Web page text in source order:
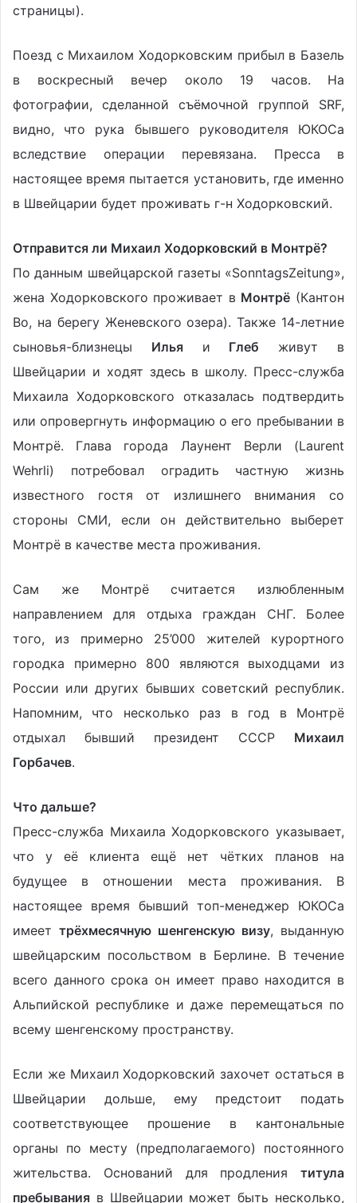
страницы).
Поезд с Михаилом Ходорковским прибыл в Базель
в воскресный вечер около 19 часов. На
фотографии, сделанной съёмочной группой SRF,
видно, что рука бывшего руководителя ЮКОСа
вследствие операции перевязана. Пресса в
настоящее время пытается установить, где именно
в Швейцарии будет проживать г-н Ходорковский.
Отправится ли Михаил Ходорковский в Монтрё?
По данным швейцарской газеты «SonntagsZeitung»,
жена Ходорковского проживает в Монтрё (Кантон
Во, на берегу Женевского озера). Также 14-летние
сыновья-близнецы Ильяи Глеб живут в
Швейцарии и ходят здесь в школу. Пресс-служба
Михаила Ходорковского отказалась подтвердить
или опровергнуть информацию о его пребывании в
Монтрё. Глава города Лаунент Верли (Laurent
Wehrli) потребовал оградить частную жизнь
известного гостя от излишнего внимания со
стороны СМИ, если он действительно выберет
Монтрё в качестве места проживания.
Сам же Монтрё считается излюбленным
направлением для отдыха граждан СНГ. Более
того, из примерно 25’000 жителей курортного
городка примерно 800 являются выходцами из
России или других бывших советский республик.
Напомним, что несколько раз в год в Монтрё
отдыхал бывший президент СССР Михаил
Горбачев.
Что дальше?
Пресс-служба Михаила Ходорковского указывает,
что у её клиента ещё нет чётких планов на
будущее в отношении места проживания. В
настоящее время бывший топ-менеджер ЮКОСа
имеет трёхмесячную шенгенскую визу, выданную
швейцарским посольством в Берлине. В течение
всего данного срока он имеет право находится в
Альпийской республике и даже перемещаться по
всему шенгенскому пространству.
Если же Михаил Ходорковский захочет остаться в
Швейцарии дольше, ему предстоит подать
соответствующее прошение в кантональные
органы по месту (предполагаемого) постоянного
жительства. Оснований для продления титула
пребывания в Швейцарии может быть несколько,